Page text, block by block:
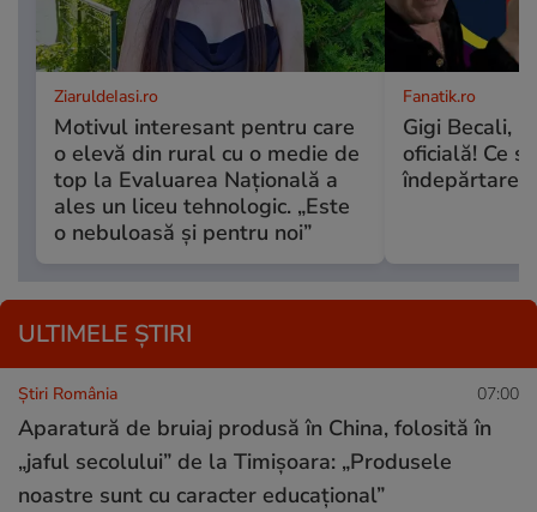
ZiaruldeIasi.ro
Motivul interesant pentru care
o elevă din rural cu o medie de
top la Evaluarea Națională a
ales un liceu tehnologic. „Este
o nebuloasă și pentru noi”
Fanatik.ro
Gigi Becali,
oficială! Ce
îndepărtarea
ULTIMELE ȘTIRI
Știri România 07:00
Aparatură de bruiaj produsă în China, folosită în
„jaful secolului” de la Timișoara: „Produsele
noastre sunt cu caracter educațional”